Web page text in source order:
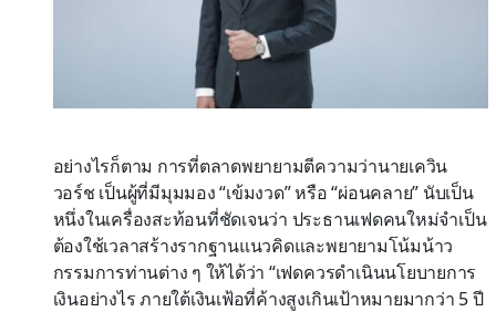
อย่างไรก็ตาม การที่ตลาดพยายามตีความว่านายเควิน
วอร์ช เป็นผู้ที่มีมุมมอง “เข้มงวด” หรือ “ผ่อนคลาย” นับเป็น
หนึ่งในเครื่องสะท้อนที่ชัดเจนว่า ประธานเฟดคนใหม่จำเป็น
ต้องใช้เวลาสร้างรากฐานแนวคิดและพยายามโน้มน้าว
กรรมการท่านต่าง ๆ ให้ได้ว่า “เฟดควรดำเนินนโยบายการ
เงินอย่างไร ภายใต้เงินเฟ้อที่ค้างสูงเกินเป้าหมายมากว่า 5 ปี